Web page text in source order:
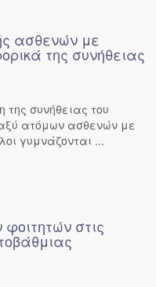
ασθενών με
της συνήθειας
συνήθειας του
ατόμων ασθενών με
γυμνάζονται ...
στις